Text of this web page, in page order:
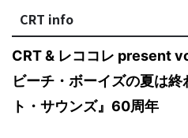
CRT info
CRT & レココレ present
ビーチ・ボーイズの夏は
ト・サウンズ』60周年